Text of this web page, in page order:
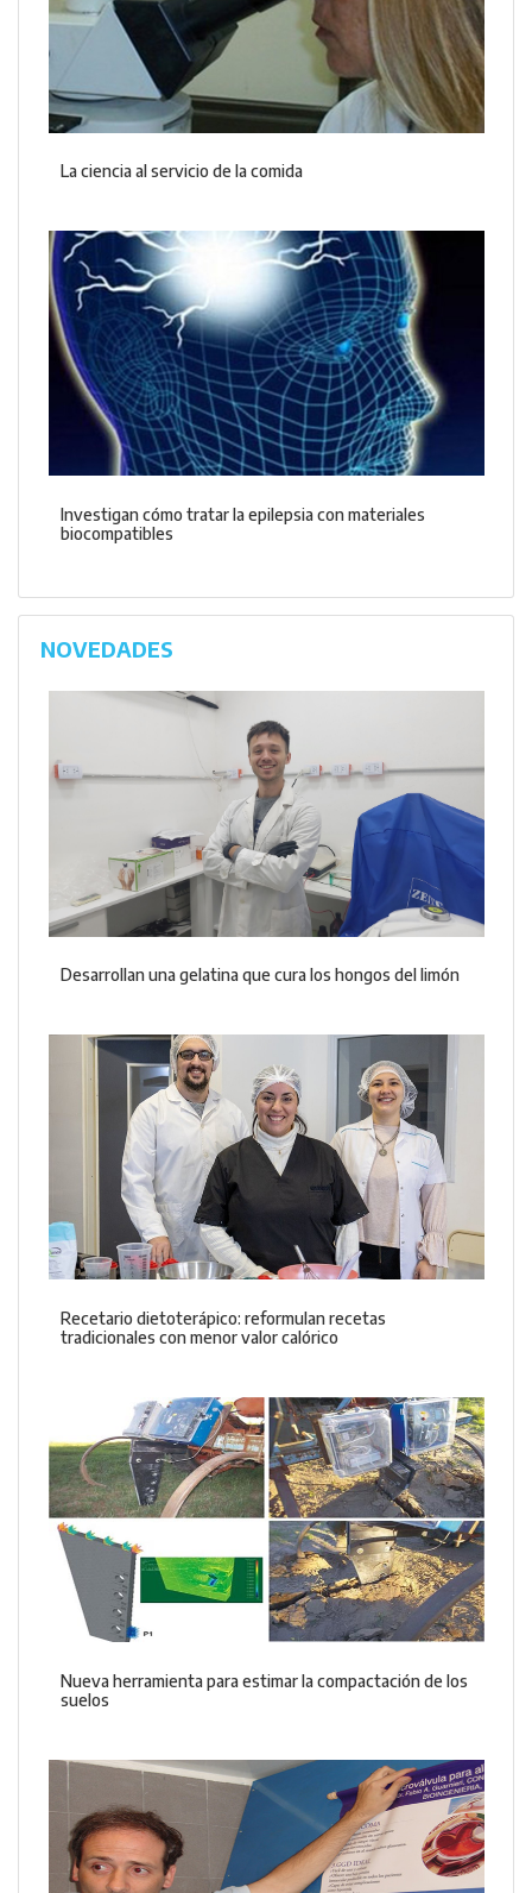
La ciencia al servicio de la comida
Investigan cómo tratar la epilepsia con materiales
biocompatibles
NOVEDADES
Desarrollan una gelatina que cura los hongos del limón
Recetario dietoterápico: reformulan recetas
tradicionales con menor valor calórico
Nueva herramienta para estimar la compactación de los
suelos